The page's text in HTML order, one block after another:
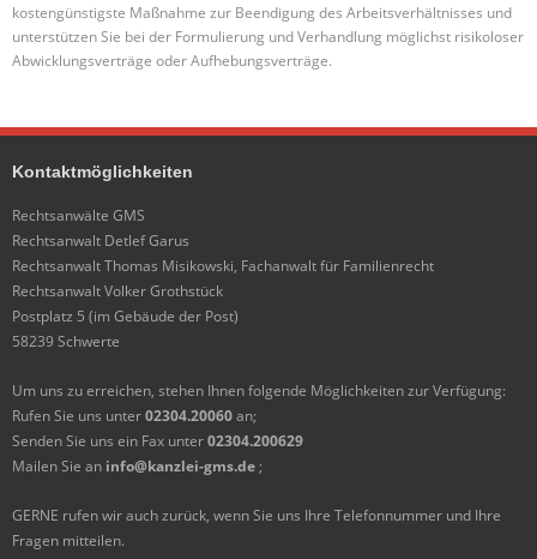
kostengünstigste Maßnahme zur Beendigung des Arbeitsverhältnisses und
unterstützen Sie bei der Formulierung und Verhandlung möglichst risikoloser
Abwicklungsverträge oder Aufhebungsverträge.
Kontaktmöglichkeiten
Rechtsanwälte GMS
Rechtsanwalt Detlef Garus
Rechtsanwalt Thomas Misikowski, Fachanwalt für Familienrecht
Rechtsanwalt Volker Grothstück
Postplatz 5 (im Gebäude der Post)
58239 Schwerte
Um uns zu erreichen, stehen Ihnen folgende Möglichkeiten zur Verfügung:
Rufen Sie uns unter02304.20060an;
Senden Sie uns ein Fax unter02304.200629
Mailen Sie an info@kanzlei-gms.de ;
GERNE rufen wir auch zurück, wenn Sie uns Ihre Telefonnummer und Ihre
Fragen mitteilen.